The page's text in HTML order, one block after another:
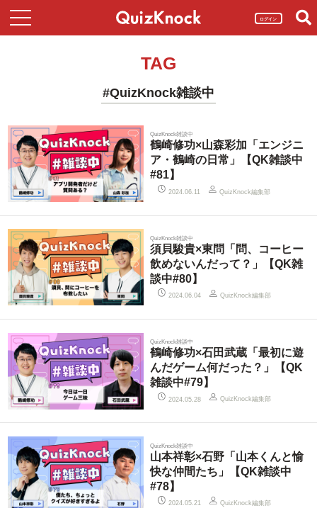
ログイン
TAG
#QuizKnock雑談中
QuizKnock雑談中
鶴崎修功×山森彩加「エンジニ
ア・鶴崎の日常」【QK雑談中
#81】
2024.06.11 QuizKnock編集部
QuizKnock雑談中
須貝駿貴×東問「問、コーヒー
飲めないんだって？」【QK雑
談中#80】
2024.06.04 QuizKnock編集部
QuizKnock雑談中
鶴崎修功×石田武蔵「最初に遊
んだゲーム何だった？」【QK
雑談中#79】
2024.05.28 QuizKnock編集部
QuizKnock雑談中
山本祥彰×石野「山本くんと愉
快な仲間たち」【QK雑談中
#78】
2024.05.21 QuizKnock編集部